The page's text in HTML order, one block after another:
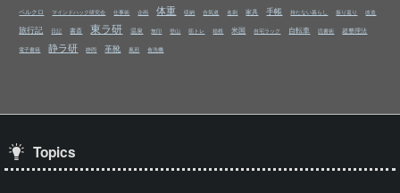
ベルクロ マインドハック研究会 仕事術 企画 体重 収納 合気道 名刺 家具 手帳 持たない暮らし 振り返り 改造
旅行記 日記 書斎 東ラ研 温泉 無印 登山 筋トレ 箱根 米国 自宅ラック 自転車 読書術 超整理法
電子書籍 静ラ研 静岡 革靴 風邪 食洗機
Topics